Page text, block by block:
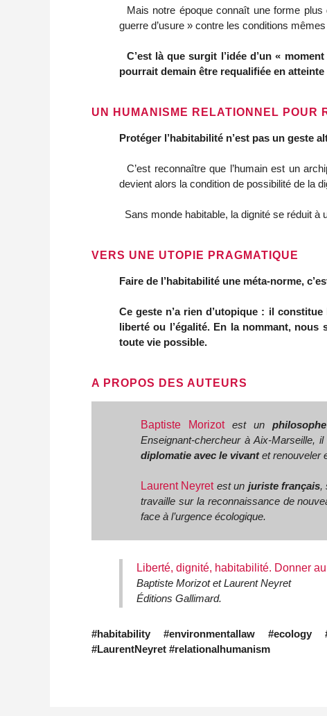
guerre d’usure » contre les conditions
C’est là que surgit l’idée d’un «
pourrait demain être requalifiée en
UN HUMANISME RELATIONNEL POUR
Protéger l’habitabilité n’est pas un geste
devient alors la condition de possibilité de la
Sans monde habitable, la dignité se réduit
VERS UNE UTOPIE PRAGMATIQUE
Faire de l’habitabilité une méta‑norme,
Ce geste n’a rien d’utopique : il
liberté ou l’égalité. En la nommant,
toute vie possible.
A PROPOS DES AUTEURS
Baptiste Morizotest un
Enseignant‑chercheur à
diplomatie avec le vivantet renouveler
Laurent Neyretest un juriste français,
travaille sur la reconnaissance de
face à l’urgence écologique.
Liberté, dignité, habitabilité. Donner
Baptiste Morizot et Laurent Neyret
Éditions Gallimard.
#habitability #environmentallaw #ecology
#LaurentNeyret #relationalhumanism